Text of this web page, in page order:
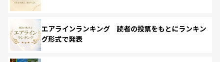
エアラインランキング 読者の投票をもとにランキン
グ形式で発表